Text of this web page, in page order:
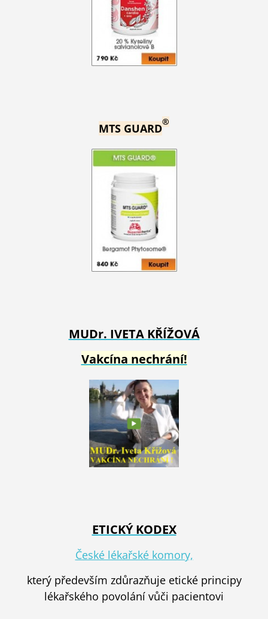
MTS GUARD®
MUDr. IVETA KŘÍŽOVÁ
Vakcína nechrání!
ETICKÝ KODEX
České lékařské komory,
který především zdůrazňuje etické principy
lékařského povolání vůči pacientovi